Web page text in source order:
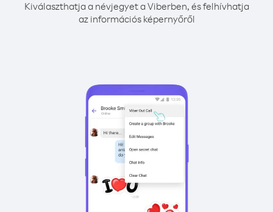
Kiválaszthatja a névjegyet a Viberben, és felhívhatja
az információs képernyőről